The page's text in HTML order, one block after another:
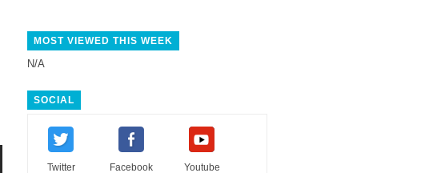
MOST VIEWED THIS WEEK
N/A
SOCIAL
Twitter Facebook Youtube